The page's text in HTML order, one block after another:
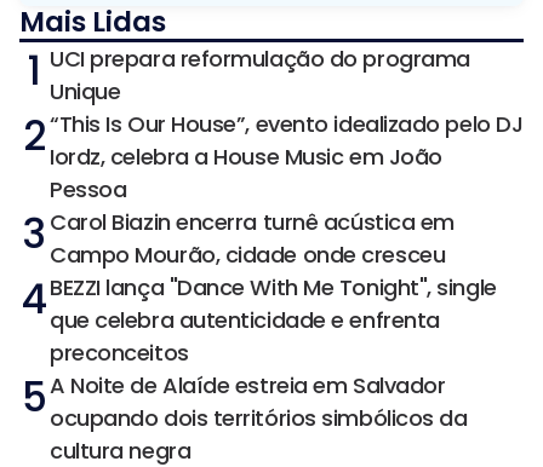
Mais Lidas
1 UCI prepara reformulação do programa
Unique
2“This Is Our House”, evento idealizado pelo DJ
Iordz, celebra a House Music em João
Pessoa
3 Carol Biazin encerra turnê acústica em
Campo Mourão, cidade onde cresceu
4BEZZI lança "Dance With Me Tonight", single
que celebra autenticidade e enfrenta
preconceitos
5A Noite de Alaíde estreia em Salvador
ocupando dois territórios simbólicos da
cultura negra